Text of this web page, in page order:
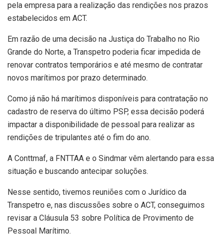
pela empresa para a realização das rendições nos prazos
estabelecidos em ACT.
Em razão de uma decisão na Justiça do Trabalho no Rio
Grande do Norte, a Transpetro poderia ficar impedida de
renovar contratos temporários e até mesmo de contratar
novos marítimos por prazo determinado.
Como já não há marítimos disponíveis para contratação no
cadastro de reserva do último PSP, essa decisão poderá
impactar a disponibilidade de pessoal para realizar as
rendições de tripulantes até o fim do ano.
A Conttmaf, a FNTTAA e o Sindmar vêm alertando para essa
situação e buscando antecipar soluções.
Nesse sentido, tivemos reuniões com o Jurídico da
Transpetro e, nas discussões sobre o ACT, conseguimos
revisar a Cláusula 53 sobre Política de Provimento de
Pessoal Marítimo.